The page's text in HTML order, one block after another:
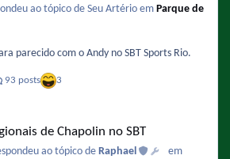
ao tópico de Seu Artério em Parque de
parecido com o Andy no SBT Sports Rio.
93 posts 3
de Chapolin no SBT
ao tópico de Raphael
em